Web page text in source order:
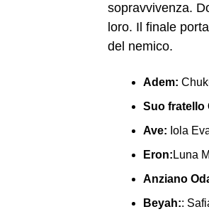
sopravvivenza.
loro. Il finale
del nemico.
Adem:
Suo fratello
Ave: Iola
Eron:Luna
Anziano
Beyah::